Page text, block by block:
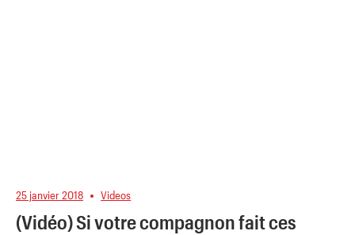
25 janvier 2018 Videos
(Vidéo) Si votre compagnon fait ces